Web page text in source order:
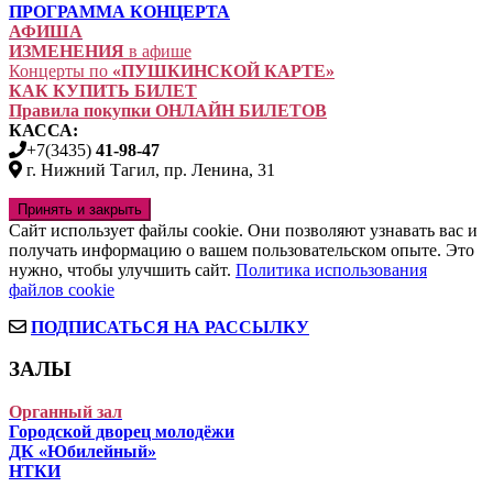
ПРОГРАММА КОНЦЕРТА
АФИША
ИЗМЕНЕНИЯ в афише
Концерты по «ПУШКИНСКОЙ КАРТЕ»
КАК КУПИТЬ БИЛЕТ
Правила покупки ОНЛАЙН БИЛЕТОВ
КАССА:
+7(3435) 41-98-47
г. Нижний Тагил, пр. Ленина, 31
Сайт использует файлы cookie. Они позволяют узнавать вас и
получать информацию о вашем пользовательском опыте. Это
нужно, чтобы улучшить сайт. Политика использования
файлов cookie
ПОДПИСАТЬСЯ НА РАССЫЛКУ
ЗАЛЫ
Органный зал
Городской дворец молодёжи
ДК «Юбилейный»
НТКИ